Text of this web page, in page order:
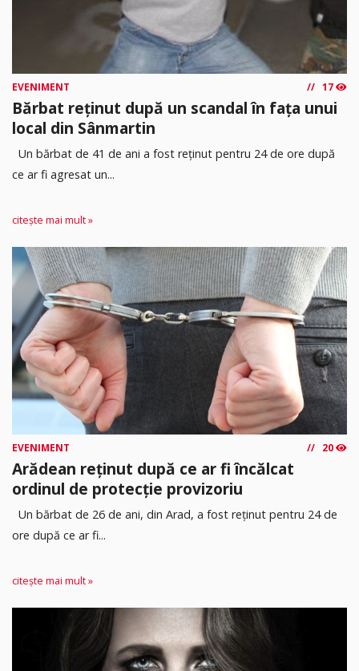
EVENIMENT 17
Bărbat reținut după un scandal în fața unui
local din Sânmartin
Un bărbat de 41 de ani a fost reținut pentru 24 de ore după
ce ar fi agresat un...
citește mai mult »
EVENIMENT 20
Arădean reținut după ce ar fi încălcat
ordinul de protecție provizoriu
Un bărbat de 26 de ani, din Arad, a fost reținut pentru 24 de
ore după ce ar fi...
citește mai mult »